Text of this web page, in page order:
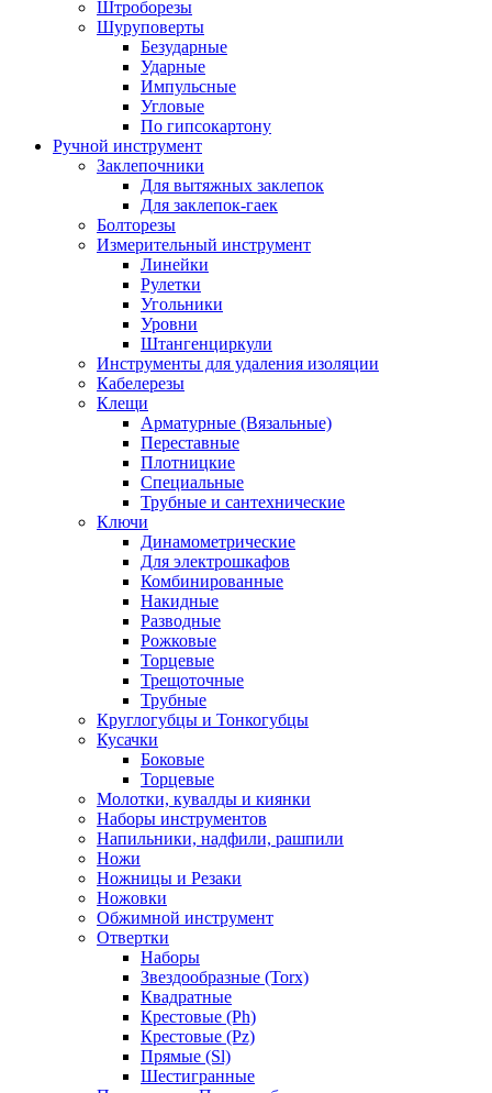
Штроборезы
Шуруповерты
Безударные
Ударные
Импульсные
Угловые
По гипсокартону
Ручной инструмент
Заклепочники
Для вытяжных заклепок
Для заклепок-гаек
Болторезы
Измерительный инструмент
Линейки
Рулетки
Угольники
Уровни
Штангенциркули
Инструменты для удаления изоляции
Кабелерезы
Клещи
Арматурные (Вязальные)
Переставные
Плотницкие
Специальные
Трубные и сантехнические
Ключи
Динамометрические
Для электрошкафов
Комбинированные
Накидные
Разводные
Рожковые
Торцевые
Трещоточные
Трубные
Круглогубцы и Тонкогубцы
Кусачки
Боковые
Торцевые
Молотки, кувалды и киянки
Наборы инструментов
Напильники, надфили, рашпили
Ножи
Ножницы и Резаки
Ножовки
Обжимной инструмент
Отвертки
Наборы
Звездообразные (Torx)
Квадратные
Крестовые (Ph)
Крестовые (Pz)
Прямые (Sl)
Шестигранные